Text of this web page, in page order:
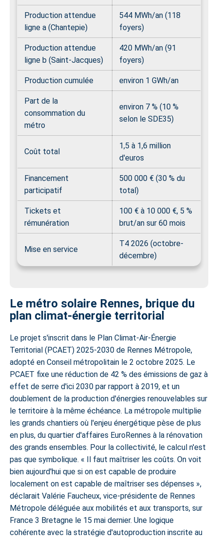
Production attendue
ligne a (Chantepie)
544 MWh/an (118
foyers)
Production attendue
ligne b (Saint-Jacques)
420 MWh/an (91
foyers)
Production cumulée environ 1 GWh/an
Part de la
consommation du
métro
environ 7 % (10 %
selon le SDE35)
Coût total
1,5 à 1,6 million
d'euros
Financement
participatif
500 000 € (30 % du
total)
Tickets et
rémunération
100 € à 10 000 €, 5 %
brut/an sur 60 mois
Mise en service
T4 2026 (octobre-
décembre)
Le métro solaire Rennes, brique du
plan climat-énergie territorial
Le projet s'inscrit dans le Plan Climat-Air-Énergie
Territorial (PCAET) 2025-2030 de Rennes Métropole,
adopté en Conseil métropolitain le 2 octobre 2025. Le
PCAET fixe une réduction de 42 % des émissions de gaz à
effet de serre d'ici 2030 par rapport à 2019, et un
doublement de la production d'énergies renouvelables sur
le territoire à la même échéance. La métropole multiplie
les grands chantiers où l'enjeu énergétique pèse de plus
en plus, du quartier d'affaires EuroRennes à la rénovation
des grands ensembles. Pour la collectivité, le calcul n'est
pas que symbolique. « Il faut maîtriser les coûts. On voit
bien aujourd'hui que si on est capable de produire
localement on est capable de maîtriser ses dépenses »,
déclarait Valérie Faucheux, vice-présidente de Rennes
Métropole déléguée aux mobilités et aux transports, sur
France 3 Bretagne le 15 mai dernier. Une logique
cohérente avec la stratégie d'autoproduction inscrite au